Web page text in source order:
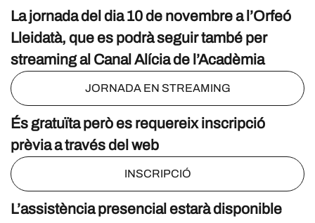
La jornada del dia 10 de novembre a l’Orfeó
Lleidatà, que es podrà seguir també per
streaming al Canal Alícia de l’Acadèmia
JORNADA EN STREAMING
És gratuïta però es requereix inscripció
prèvia a través del web
INSCRIPCIÓ
L’assistència presencial estarà disponible